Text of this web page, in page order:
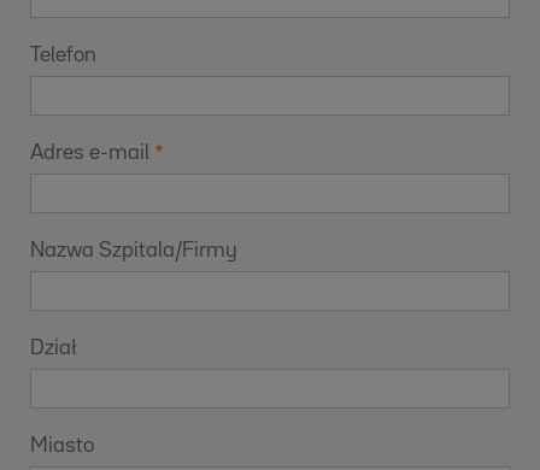
Telefon
Adres e-mail
Nazwa Szpitala/Firmy
Dział
Miasto